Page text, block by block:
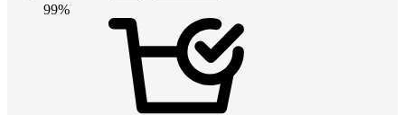
99%